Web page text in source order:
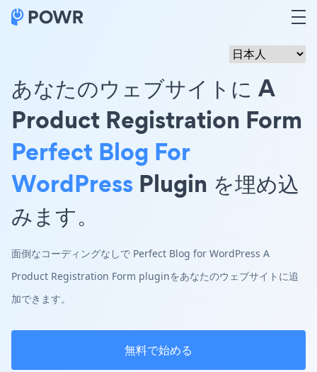
あなたのウェブサイトに A
Product Registration Form
Perfect Blog For
WordPress Plugin を埋め込
みます。
面倒なコーディングなしで Perfect Blog for WordPress A
Product Registration Form pluginをあなたのウェブサイトに追
加できます。
無料で始める